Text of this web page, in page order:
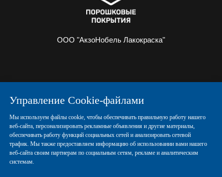
Управление Cookie-файлами
Мы используем файлы cookie, чтобы обеспечивать правильную работу нашего
веб-сайта, персонализировать рекламные объявления и другие материалы,
обеспечивать работу функций социальных сетей и анализировать сетевой
трафик. Мы также предоставляем информацию об использовании вами нашего
веб-сайта своим партнерам по социальным сетям, рекламе и аналитическим
системам.
ООО "АкзоНобель Лакокраска"
ПОРОШКОВЫЕ КРАСКИ КОНТАКТЫ
Политика конфиденциальности